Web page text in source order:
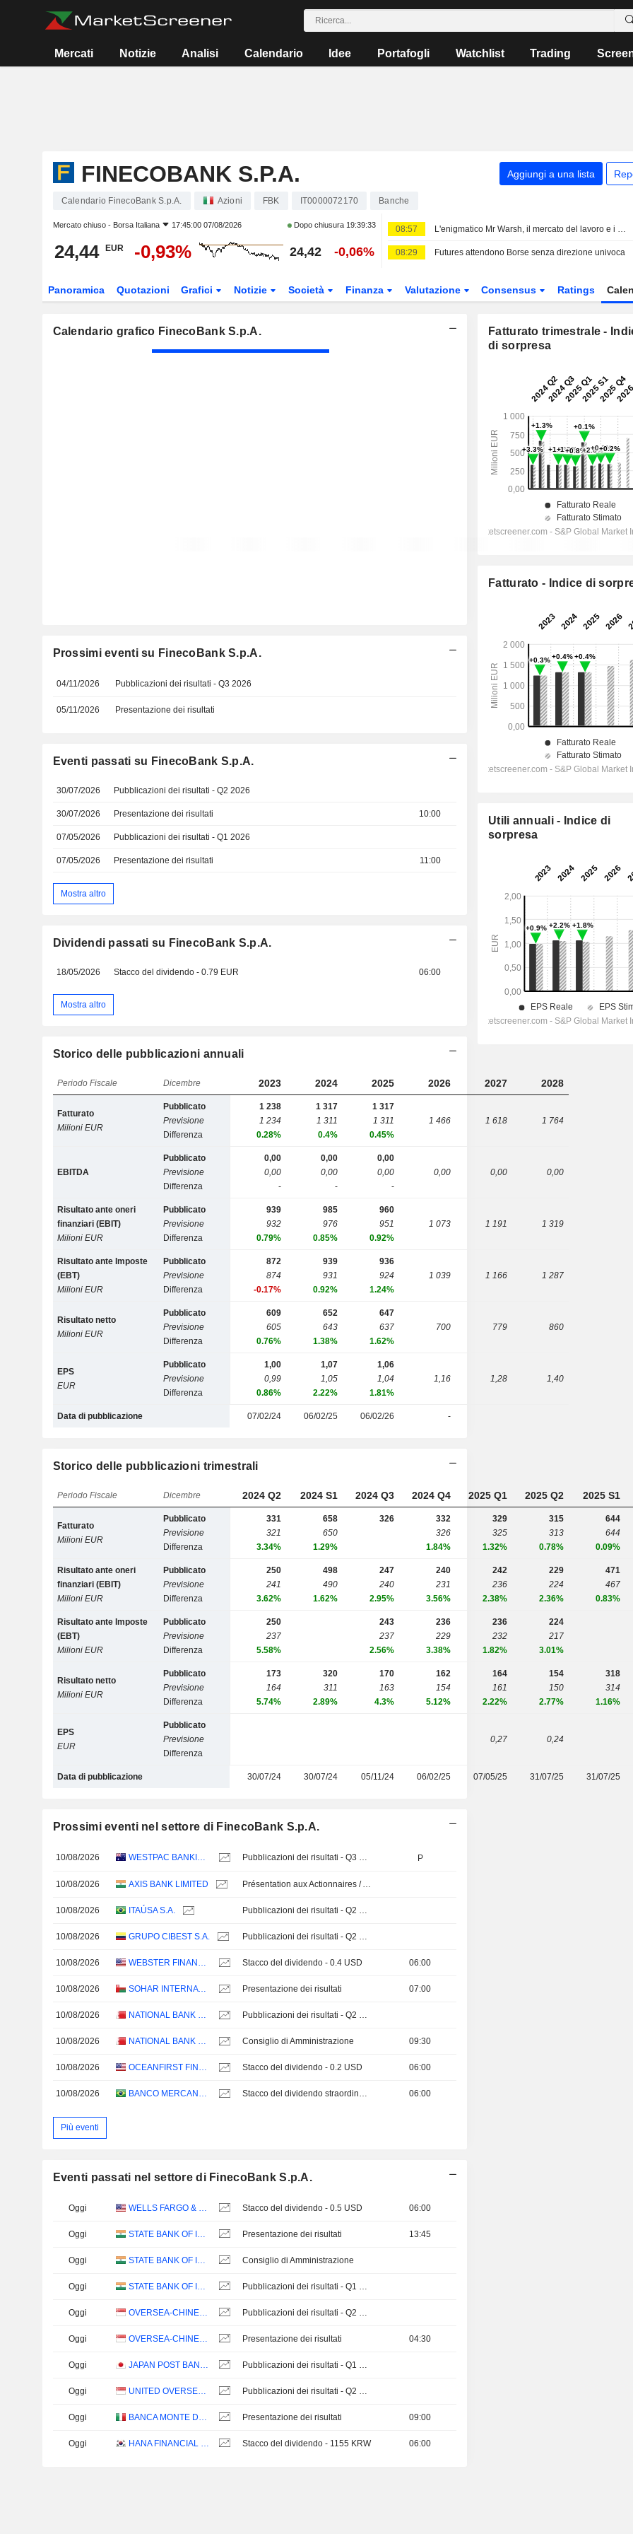
Mercati Notizie Analisi Calendario Idee Portafogli Watchlist Trading
FINECOBANK S.P.A. Aggiungi a una lista
Calendario FinecoBank S.p.A. Azioni FBK IT0000072170 Banche
Mercato chiuso - Borsa Italiana 17:45:00 07/08/2026 Dopo chiusura 19:39:33
24,44 EUR -0,93% 24,42 -0,06%
08:57 L'enigmatico Mr Warsh, il mercato del lavoro e i tassi d'interesse
08:29 Futures attendono Borse senza direzione univoca
Panoramica Quotazioni Grafici Notizie Società Finanza Valutazione Consensus Ratings
Calendario grafico FinecoBank S.p.A.
Prossimi eventi su FinecoBank S.p.A.
04/11/2026 Pubblicazioni dei risultati - Q3 2026
05/11/2026 Presentazione dei risultati
Eventi passati su FinecoBank S.p.A.
30/07/2026 Pubblicazioni dei risultati - Q2 2026
30/07/2026 Presentazione dei risultati 10:00
07/05/2026 Pubblicazioni dei risultati - Q1 2026
07/05/2026 Presentazione dei risultati 11:00
Mostra altro
Dividendi passati su FinecoBank S.p.A.
18/05/2026 Stacco del dividendo - 0.79 EUR 06:00
Mostra altro
Storico delle pubblicazioni annuali
Periodo Fiscale Dicembre 2023 2024 2025 2026 2027 2028
Fatturato
Milioni EUR
Pubblicato
Previsione
Differenza
1 238
1 234
0.28%
1 317
1 311
0.4%
1 317
1 311
0.45%
1 466 1 618 1 764
EBITDA
Pubblicato
Previsione
Differenza
0,00
0,00
-
0,00
0,00
-
0,00
0,00
-
0,00 0,00 0,00
Risultato ante oneri
finanziari (EBIT)
Milioni EUR
Pubblicato
Previsione
Differenza
939
932
0.79%
985
976
0.85%
960
951
0.92%
1 073 1 191 1 319
Risultato ante Imposte
(EBT)
Milioni EUR
Pubblicato
Previsione
Differenza
872
874
-0.17%
939
931
0.92%
936
924
1.24%
1 039 1 166 1 287
Risultato netto
Milioni EUR
Pubblicato
Previsione
Differenza
609
605
0.76%
652
643
1.38%
647
637
1.62%
700 779 860
EPS
EUR
Pubblicato
Previsione
Differenza
1,00
0,99
0.86%
1,07
1,05
2.22%
1,06
1,04
1.81%
1,16 1,28 1,40
Data di pubblicazione 07/02/24 06/02/25 06/02/26 -
Storico delle pubblicazioni trimestrali
Periodo Fiscale Dicembre 2024 Q2 2024 S1 2024 Q3 2024 Q4 2025 Q1 2025 Q2 2025 S1
Fatturato
Milioni EUR
Pubblicato
Previsione
Differenza
331
321
3.34%
658
650
1.29%
326
332
326
1.84%
329
325
1.32%
315
313
0.78%
644
644
0.09%
Risultato ante oneri
finanziari (EBIT)
Milioni EUR
Pubblicato
Previsione
Differenza
250
241
3.62%
498
490
1.62%
247
240
2.95%
240
231
3.56%
242
236
2.38%
229
224
2.36%
471
467
0.83%
Risultato ante Imposte
(EBT)
Milioni EUR
Pubblicato
Previsione
Differenza
250
237
5.58%
243
237
2.56%
236
229
3.38%
236
232
1.82%
224
217
3.01%
Risultato netto
Milioni EUR
Pubblicato
Previsione
Differenza
173
164
5.74%
320
311
2.89%
170
163
4.3%
162
154
5.12%
164
161
2.22%
154
150
2.77%
318
314
1.16%
EPS
EUR
Pubblicato
Previsione
Differenza
0,27 0,24
Data di pubblicazione 30/07/24 30/07/24 05/11/24 06/02/25 07/05/25 31/07/25 31/07/25
Prossimi eventi nel settore di FinecoBank S.p.A.
10/08/2026 WESTPAC BANKING CORPORATION Pubblicazioni dei risultati - Q3 2026 P
10/08/2026 AXIS BANK LIMITED Présentation aux Actionnaires / Analystes
10/08/2026 ITAÚSA S.A. Pubblicazioni dei risultati - Q2 2026
10/08/2026 GRUPO CIBEST S.A. Pubblicazioni dei risultati - Q2 2026
10/08/2026 WEBSTER FINANCIAL CORPORATION Stacco del dividendo - 0.4 USD 06:00
10/08/2026 SOHAR INTERNATIONAL BANK SAOG Presentazione dei risultati 07:00
10/08/2026 NATIONAL BANK OF BAHRAIN B.S.C. Pubblicazioni dei risultati - Q2 2026
10/08/2026 NATIONAL BANK OF BAHRAIN B.S.C. Consiglio di Amministrazione 09:30
10/08/2026 OCEANFIRST FINANCIAL CORP. Stacco del dividendo - 0.2 USD 06:00
10/08/2026 BANCO MERCANTIL DO BRASIL S.A. Stacco del dividendo straordinario - 1.35096 BRL 06:00
Più eventi
Eventi passati nel settore di FinecoBank S.p.A.
Oggi Stacco del dividendo - 0.5 USD 06:00
Oggi Presentazione dei risultati 13:45
Oggi Consiglio di Amministrazione
Oggi
Oggi
Oggi Presentazione dei risultati 04:30
Oggi
Oggi
Oggi Presentazione dei risultati 09:00
Oggi Stacco del dividendo - 1155 KRW 06:00
Fatturato trimestrale -
di sorpresa
Fatturato - Indice di
Utili annuali - Indice di
sorpresa